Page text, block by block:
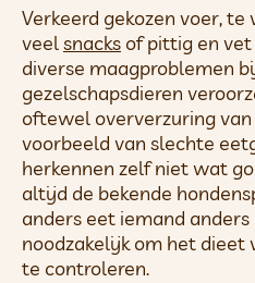
Verkeerd gekozen voer, te
veelsnacks of pittig en
diverse maagproblemen
gezelschapsdieren
oftewel oververzuring van
voorbeeld van slechte
herkennen zelf niet wat
altijd de bekende
anders eet iemand anders
noodzakelijk om het dieet
te controleren.